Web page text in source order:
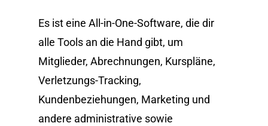
Es ist eine All-in-One-Software, die dir
alle Tools an die Hand gibt, um
Mitglieder, Abrechnungen, Kurspläne,
Verletzungs-Tracking,
Kundenbeziehungen, Marketing und
andere administrative sowie